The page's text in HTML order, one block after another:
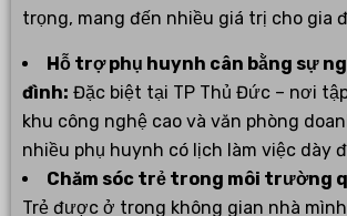
trọng, mang đến nhiều giá trị cho gia
Hỗ trợ phụ huynh cân bằng sự
đình: Đặc biệt tại TP Thủ Đức – nơi
khu công nghệ cao và văn phòng
nhiều phụ huynh có lịch làm việc dày
Chăm sóc trẻ trong môi trường
Trẻ được ở trong không gian nhà